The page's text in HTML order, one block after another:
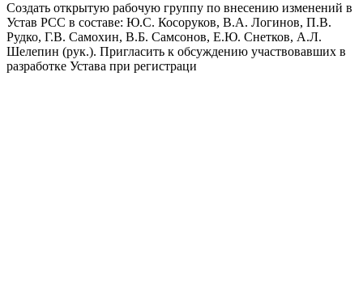
Создать открытую рабочую группу по внесению изменений в
Устав РСС в составе: Ю.С. Косоруков, В.А. Логинов, П.В.
Рудко, Г.В. Самохин, В.Б. Самсонов, Е.Ю. Снетков, А.Л.
Шелепин (рук.). Пригласить к обсуждению участвовавших в
разработке Устава при регистраци